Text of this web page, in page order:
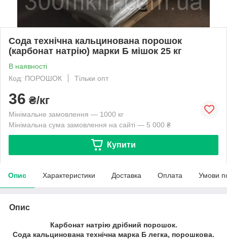
Сода технічна кальцинована порошок
(карбонат натрію) марки Б мішок 25 кг
В наявності
Код: ПОРОШОК
Тільки опт
36 ₴/кг
Мінімальне замовлення — 1000 кг
Мінімальна сума замовлення на сайті — 5 000 ₴
Купити
Опис Характеристики Доставка Оплата Умови
Опис
Карбонат натрію дрібний порошок.
Сода кальцинована технічна марка Б легка, порошкова.